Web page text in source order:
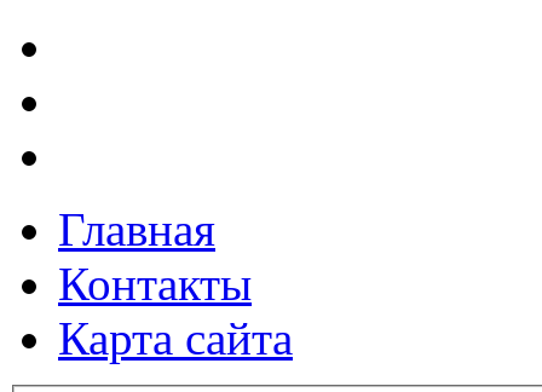
Главная
Контакты
Карта сайта